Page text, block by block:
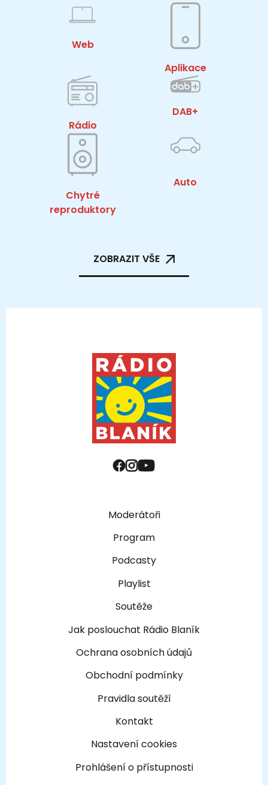
Web
Aplikace
Rádio
DAB+
Chytré
reproduktory
Auto
ZOBRAZIT VŠE
Moderátoři
Program
Podcasty
Playlist
Soutěže
Jak poslouchat Rádio Blaník
Ochrana osobních údajů
Obchodní podmínky
Pravidla soutěží
Kontakt
Nastavení cookies
Prohlášení o přístupnosti